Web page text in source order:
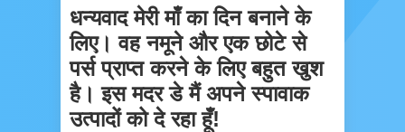
धन्यवाद मेरी माँ का दिन बनाने के
लिए। वह नमूने और एक छोटे से
पर्स प्राप्त करने के लिए बहुत खुश
है। इस मदर डे मैं अपने स्पावाक
उत्पादों को दे रहा हूँ!